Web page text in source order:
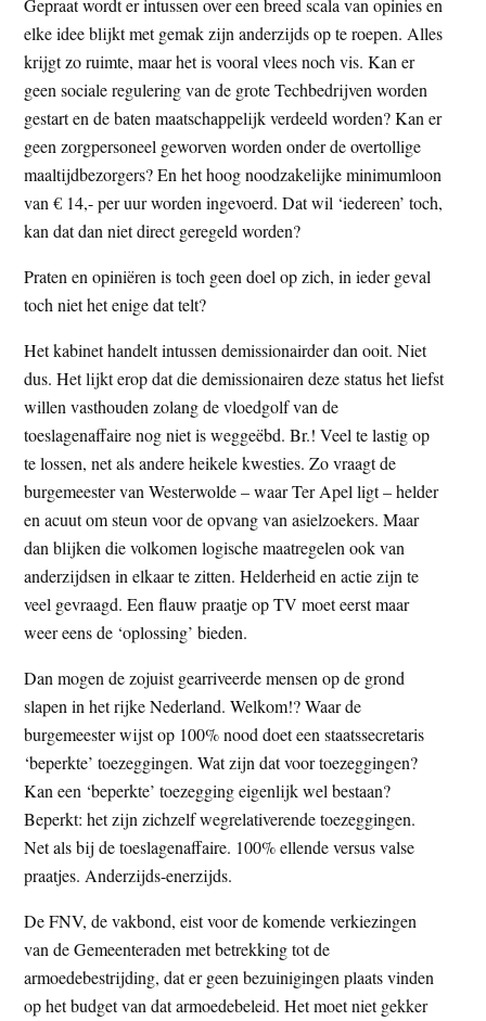
Gepraat wordt er intussen over een breed scala van opinies en
elke idee blijkt met gemak zijn anderzijds op te roepen. Alles
krijgt zo ruimte, maar het is vooral vlees noch vis. Kan er
geen sociale regulering van de grote Techbedrijven worden
gestart en de baten maatschappelijk verdeeld worden? Kan er
geen zorgpersoneel geworven worden onder de overtollige
maaltijdbezorgers? En het hoog noodzakelijke minimumloon
van € 14,- per uur worden ingevoerd. Dat wil ‘iedereen’ toch,
kan dat dan niet direct geregeld worden?
Praten en opiniëren is toch geen doel op zich, in ieder geval
toch niet het enige dat telt?
Het kabinet handelt intussen demissionairder dan ooit. Niet
dus. Het lijkt erop dat die demissionairen deze status het liefst
willen vasthouden zolang de vloedgolf van de
toeslagenaffaire nog niet is weggeëbd. Br.! Veel te lastig op
te lossen, net als andere heikele kwesties. Zo vraagt de
burgemeester van Westerwolde – waar Ter Apel ligt – helder
en acuut om steun voor de opvang van asielzoekers. Maar
dan blijken die volkomen logische maatregelen ook van
anderzijdsen in elkaar te zitten. Helderheid en actie zijn te
veel gevraagd. Een flauw praatje op TV moet eerst maar
weer eens de ‘oplossing’ bieden.
Dan mogen de zojuist gearriveerde mensen op de grond
slapen in het rijke Nederland. Welkom!? Waar de
burgemeester wijst op 100% nood doet een staatssecretaris
‘beperkte’ toezeggingen. Wat zijn dat voor toezeggingen?
Kan een ‘beperkte’ toezegging eigenlijk wel bestaan?
Beperkt: het zijn zichzelf wegrelativerende toezeggingen.
Net als bij de toeslagenaffaire. 100% ellende versus valse
praatjes. Anderzijds-enerzijds.
De FNV, de vakbond, eist voor de komende verkiezingen
van de Gemeenteraden met betrekking tot de
armoedebestrijding, dat er geen bezuinigingen plaats vinden
op het budget van dat armoedebeleid. Het moet niet gekker